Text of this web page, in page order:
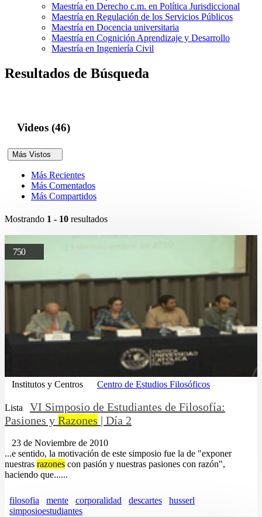
Maestría en Derecho c.m. en Política Jurisdiccional
Maestría en Regulación de los Servicios Públicos
Maestría en Docencia universitaria
Maestría en Cognición Aprendizaje y Desarrollo
Maestría en Ingeniería Civil
Resultados de Búsqueda
Videos (46)
Más Vistos
Más Recientes
Más Comentados
Más Compartidos
Mostrando 1 - 10 resultados
750
Institutos y Centros Centro de Estudios Filosóficos
Lista
VI Simposio de Estudiantes de Filosofía:
Pasiones y Razones | Día 2
23 de Noviembre de 2010
...e sentido, la motivación de este simposio fue la de "exponer
nuestras razones con pasión y nuestras pasiones con razón",
haciendo que......
filosofia mente corporalidad descartes
husserl
simposioestudiantes